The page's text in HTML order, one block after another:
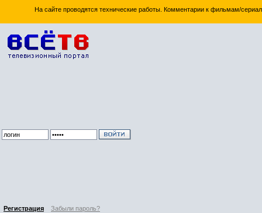
На сайте проводятся технические работы. Комментарии к фильмам/
Регистрация Забыли пароль?